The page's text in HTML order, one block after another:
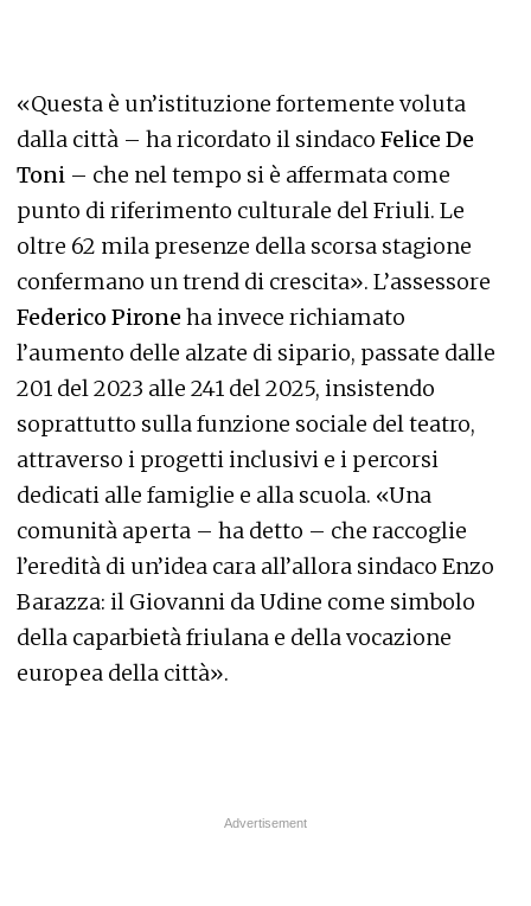
«Questa è un’istituzione fortemente voluta
dalla città – ha ricordato il sindaco Felice De
Toni – che nel tempo si è affermata come
punto di riferimento culturale del Friuli. Le
oltre 62 mila presenze della scorsa stagione
confermano un trend di crescita». L’assessore
Federico Pirone ha invece richiamato
l’aumento delle alzate di sipario, passate dalle
201 del 2023 alle 241 del 2025, insistendo
soprattutto sulla funzione sociale del teatro,
attraverso i progetti inclusivi e i percorsi
dedicati alle famiglie e alla scuola. «Una
comunità aperta – ha detto – che raccoglie
l’eredità di un’idea cara all’allora sindaco Enzo
Barazza: il Giovanni da Udine come simbolo
della caparbietà friulana e della vocazione
europea della città».